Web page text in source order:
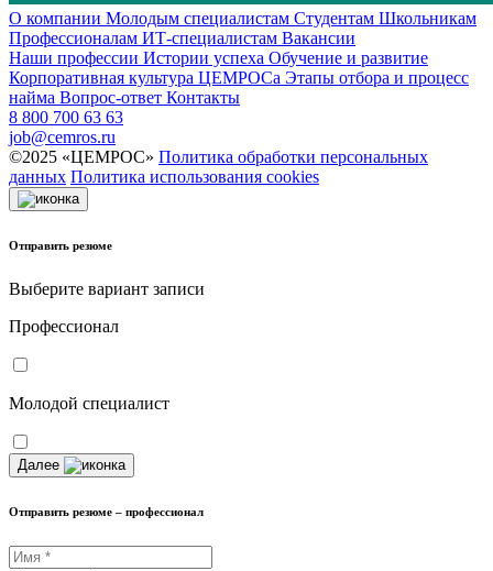
О компании Молодым специалистам Студентам Школьникам
Профессионалам ИТ-специалистам Вакансии
Наши профессии Истории успеха Обучение и развитие
Корпоративная культура ЦЕМРОСа Этапы отбора и процесс
найма Вопрос-ответ Контакты
8 800 700 63 63
job@cemros.ru
©2025 «ЦЕМРОС» Политика обработки персональных
данных Политика использования сookies
Отправить резюме
Выберите вариант записи
Профессионал
Молодой специалист
Далее
Отправить резюме – профессионал